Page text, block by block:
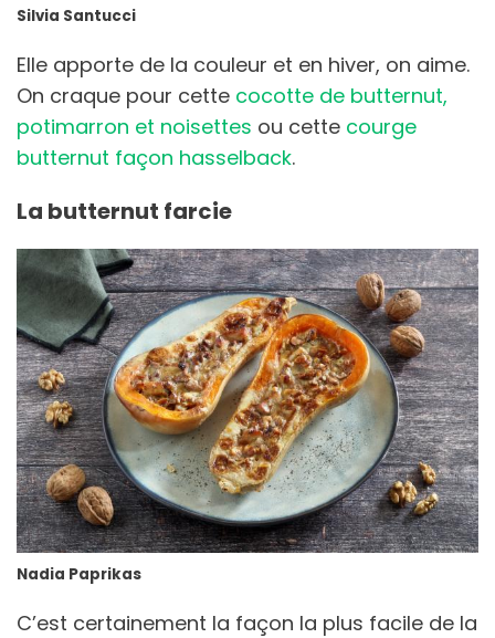
Silvia Santucci
Elle apporte de la couleur et en hiver, on aime.
On craque pour cette cocotte de butternut,
potimarron et noisettes ou cette courge
butternut façon hasselback.
La butternut farcie
Nadia Paprikas
C’est certainement la façon la plus facile de la